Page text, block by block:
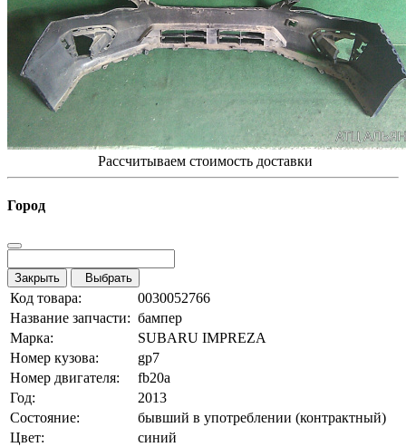
Рассчитываем стоимость доставки
Город
Закрыть Выбрать
Код товара:
0030052766
Название запчасти: бампер
Марка:
SUBARU IMPREZA
Номер кузова:
gp7
Номер двигателя:
fb20a
Год:
2013
Состояние:
бывший в употреблении (контрактный)
Цвет:
синий